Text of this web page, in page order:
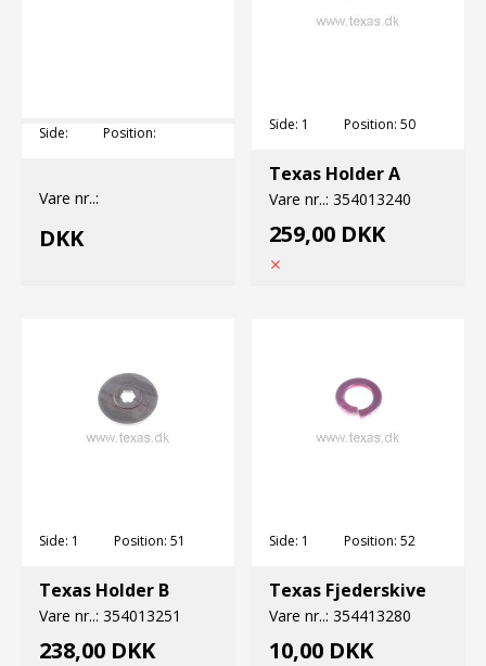
Side: Position:
Vare nr..:
DKK
Side: 1 Position: 50
Texas Holder A
Vare nr..: 354013240
259,00 DKK
Side: 1 Position: 51
Texas Holder B
Vare nr..: 354013251
238,00 DKK
Side: 1 Position: 52
Texas Fjederskive
Vare nr..: 354413280
10,00 DKK